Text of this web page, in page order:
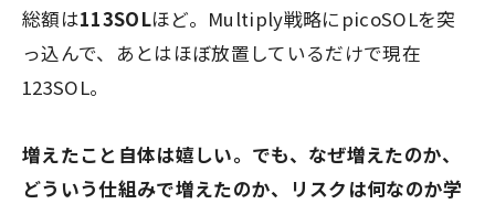
総額は113SOLほど。Multiply戦略にpicoSOLを突
っ込んで、あとはほぼ放置しているだけで現在
123SOL。
増えたこと自体は嬉しい。でも、なぜ増えたのか、
どういう仕組みで増えたのか、リスクは何なのか学